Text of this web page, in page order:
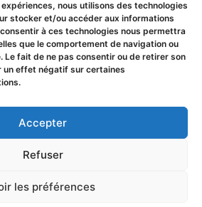
nous utilisons des technologies
stocker et/ou accéder aux informations
à ces technologies nous permettra
que le comportement de navigation ou
Le fait de ne pas consentir ou de retirer son
un effet négatif sur certaines
Accepter
Refuser
les préférences
service des Apiculteurs
les Abeilles”
de Défense